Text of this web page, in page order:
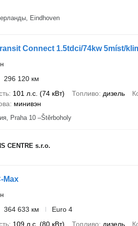
Eindhoven
Connect 1.5tdci/74kw 5míst/
296 120 км
101 л.с. (74 кВт) Топливо дизель
минивэн
Praha 10 –Štěrboholy
CENTRE s.r.o.
Max
364 633 км
Euro 4
109 л.с. (80 кВт) Топливо дизель